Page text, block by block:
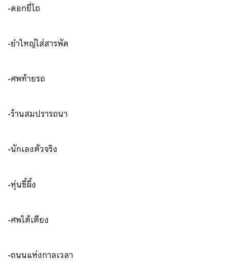
-ดอกยี่โถ
-ยำใหญ่ใส่สารพัด
-ศพท้ายรถ
-ร้านสมปรารถนา
-นักเลงตัวจริง
-หุ่นขี้ผึ้ง
-ศพใต้เตียง
-ถนนแห่งกาลเวลา